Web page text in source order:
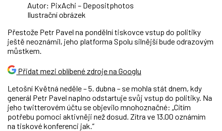
Autor: PixAchi – Depositphotos
Ilustrační obrázek
Přestože Petr Pavel na pondělní tiskovce vstup do politiky
ještě neoznámil, jeho platforma Spolu silnější bude odrazovým
můstkem.
Přidat mezi oblíbené zdroje na Googlu
Letošní Květná neděle – 5. dubna – se mohla stát dnem, kdy
generál Petr Pavel naplno odstartuje svůj vstup do politiky. Na
jeho twitterovém účtu se objevilo mnohoznačné: „Cítím
potřebu pomoci aktivněji než dosud. Zítra ve 13.00 oznámím
na tiskové konferenci jak.“